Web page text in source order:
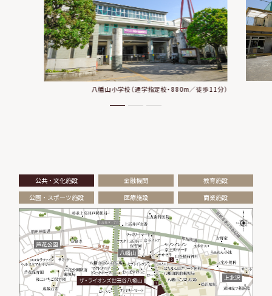
八幡山小学校（通学指定校・880m／徒歩11分）
公共・文化施設 金融機関
教育施設
公園・スポーツ施設
医療施設 商業施設